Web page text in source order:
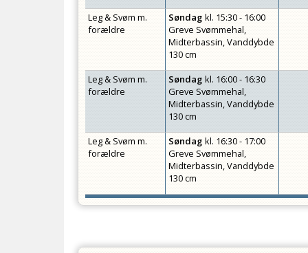
Leg & Svøm m.
forældre
Søndag kl. 15:30 - 16:00
Greve Svømmehal,
Midterbassin, Vanddybde
130 cm
Leg & Svøm m.
forældre
Søndag kl. 16:00 - 16:30
Greve Svømmehal,
Midterbassin, Vanddybde
130 cm
Leg & Svøm m.
forældre
Søndag kl. 16:30 - 17:00
Greve Svømmehal,
Midterbassin, Vanddybde
130 cm